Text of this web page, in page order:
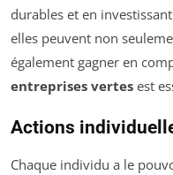
durables et en
elles peuvent non
également gagner en
entreprises vertes est
Actions
Chaque individu a le